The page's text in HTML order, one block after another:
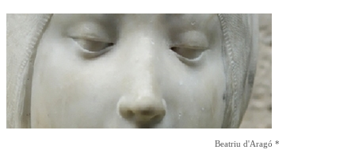
Beatriu d'Aragó *